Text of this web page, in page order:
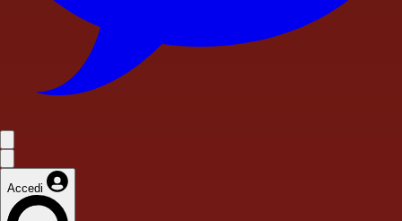
Accedi